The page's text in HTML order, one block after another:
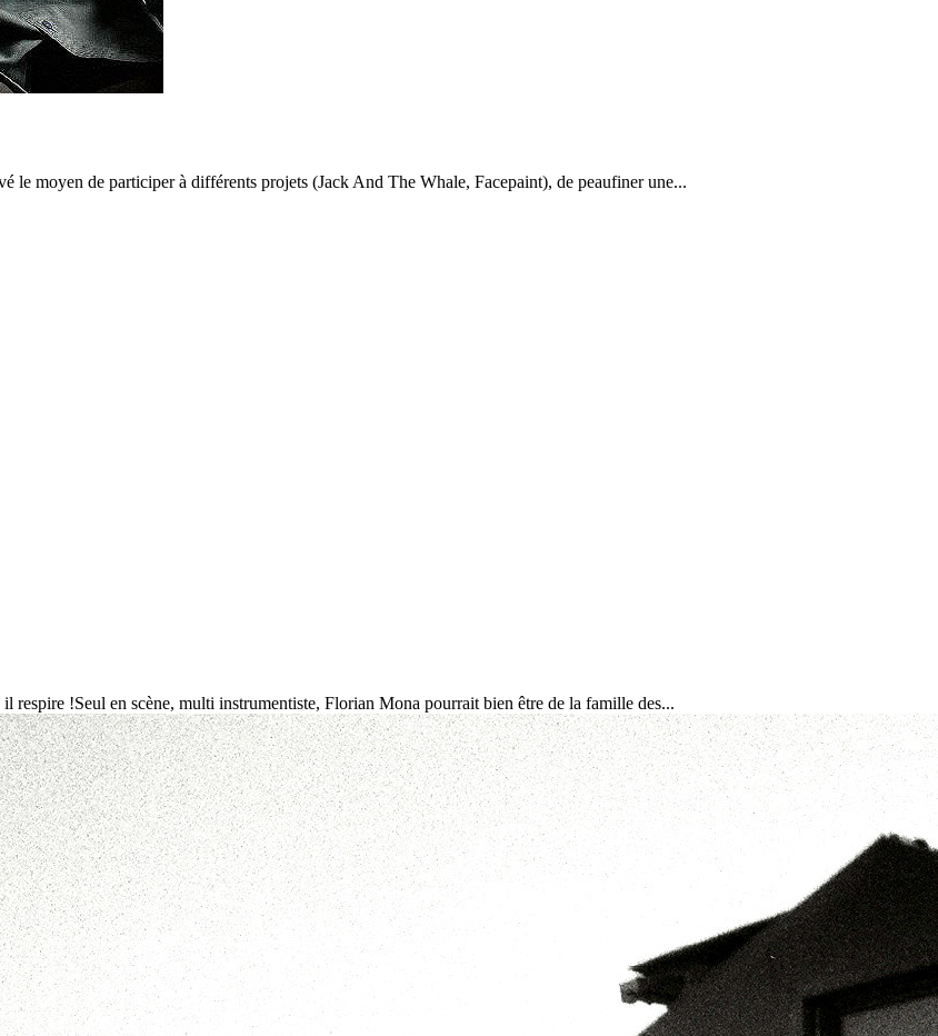
moyen de participer à différents projets (Jack And The Whale, Facepaint), de peaufiner une...
respire !Seul en scène, multi instrumentiste, Florian Mona pourrait bien être de la famille des...